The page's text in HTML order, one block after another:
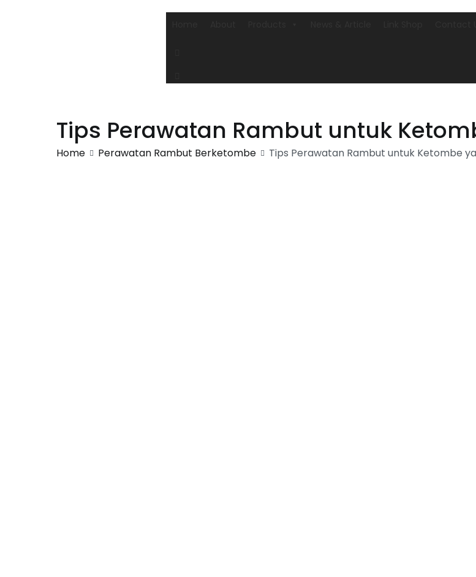
Tips Perawatan Rambut untuk
Home Perawatan Rambut Berketombe Tips Perawatan Rambut untuk Ketombe